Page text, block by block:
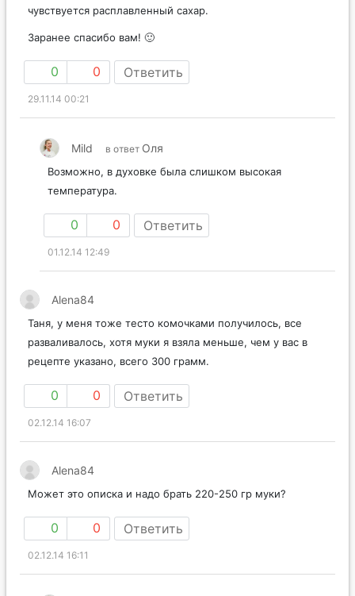
чувствуется расплавленный сахар.
Заранее спасибо вам! 🙂
0 0 Ответить
29.11.14 00:21
Mild в ответ Оля
Возможно, в духовке была слишком высокая
температура.
0 0 Ответить
01.12.14 12:49
Alena84
Таня, у меня тоже тесто комочками получилось, все
разваливалось, хотя муки я взяла меньше, чем у вас в
рецепте указано, всего 300 грамм.
0 0 Ответить
02.12.14 16:07
Alena84
Может это описка и надо брать 220-250 гр муки?
0 0 Ответить
02.12.14 16:11